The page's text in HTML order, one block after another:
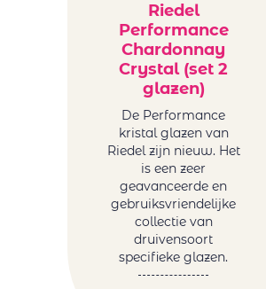
Riedel
Performance
Chardonnay
Crystal (set 2
glazen)
De Performance
kristal glazen van
Riedel zijn nieuw. Het
is een zeer
geavanceerde en
gebruiksvriendelijke
collectie van
druivensoort
specifieke glazen.